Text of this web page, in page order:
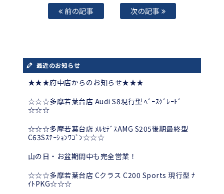
前の記事 次の記事
最近のお知らせ
★★★府中店からのお知らせ★★★
☆☆☆多摩若葉台店 Audi S8現行型 ﾍﾞｰｽｸﾞﾚｰﾄﾞ
☆☆☆
☆☆☆多摩若葉台店 ﾒﾙｾﾃﾞｽAMG S205後期最終型
C63Sｽﾃｰｼｮﾝﾜｺﾞﾝ☆☆☆
山の日・お盆期間中も完全営業！
☆☆☆多摩若葉台店 Cクラス C200 Sports 現行型 ﾅ
ｲﾄPKG☆☆☆